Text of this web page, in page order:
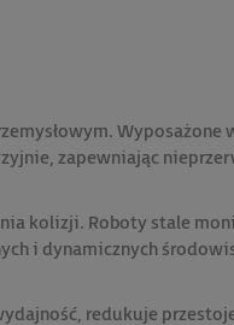
Wyposażone
zapewniając
kolizji. Roboty stale
i dynamicznych
redukuje